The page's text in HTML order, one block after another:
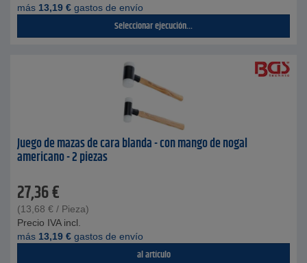
más 13,19 € gastos de envío
Seleccionar ejecución...
Juego de mazas de cara blanda - con mango de nogal
americano - 2 piezas
27,36€
(13,68 € / Pieza)
Precio IVA incl.
más 13,19 € gastos de envío
al artículo